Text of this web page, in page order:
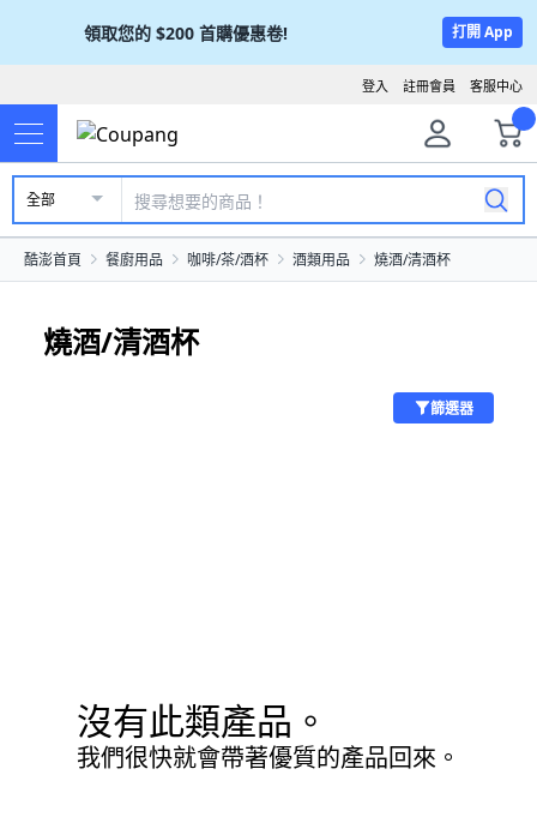
領取您的 $200 首購優惠卷! 打開 App
客服中心
註冊會員
登入
全部
酷澎首頁 餐廚用品 咖啡/茶/酒杯 酒類用品 燒酒/清酒杯
燒酒/清酒杯
篩選器
沒有此類產品。
我們很快就會帶著優質的產品回來。